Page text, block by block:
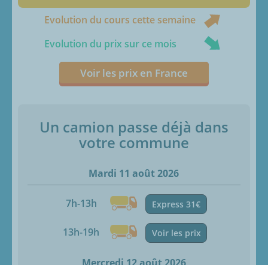
Evolution du cours cette semaine
Evolution du prix sur ce mois
Voir les prix en France
Un camion passe déjà dans
votre commune
Mardi 11 août 2026
7h-13h Express 31€
13h-19h Voir les prix